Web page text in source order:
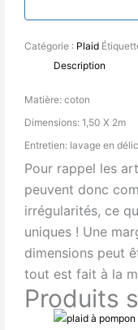
Catégorie : Plaid
Description
Matière: coton
Dimensions: 1,50 X 2m
Entretien: lavage en
Pour rappel les
peuvent donc
irrégularités, ce
uniques ! Une
dimensions peut
tout est fait à la
Produits